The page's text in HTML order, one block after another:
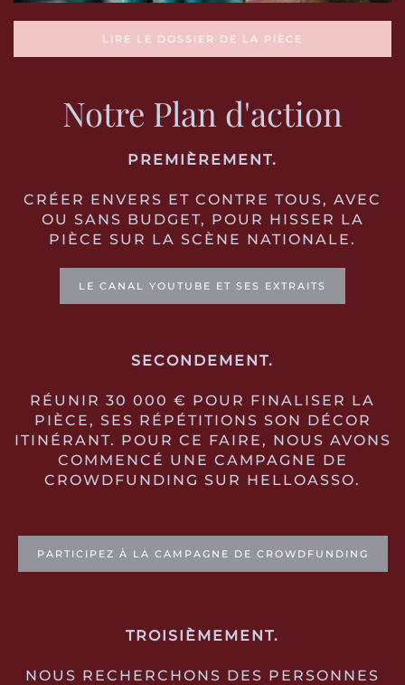
LIRE LE DOSSIER DE LA PIÈCE
Notre Plan d'action
PREMIÈREMENT.
CRÉER ENVERS ET CONTRE TOUS, AVEC
OU SANS BUDGET, POUR HISSER LA
PIÈCE SUR LA SCÈNE NATIONALE.
LE CANAL YOUTUBE ET SES EXTRAITS
SECONDEMENT.
RÉUNIR 30 000 € POUR FINALISER LA
PIÈCE, SES RÉPÉTITIONS SON DÉCOR
ITINÉRANT. POUR CE FAIRE, NOUS AVONS
COMMENCÉ UNE CAMPAGNE DE
CROWDFUNDING SUR HELLOASSO.
PARTICIPEZ À LA CAMPAGNE DE CROWDFUNDING
TROISIÈMEMENT.
NOUS RECHERCHONS DES PERSONNES